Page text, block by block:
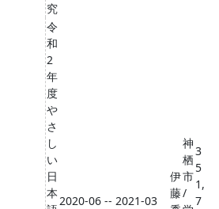
究
令
和
2
年
度
や
さ
し
い
日
本
2020-06 -- 2021-03
伊
藤
神
栖
市
/
3
5
1,
7